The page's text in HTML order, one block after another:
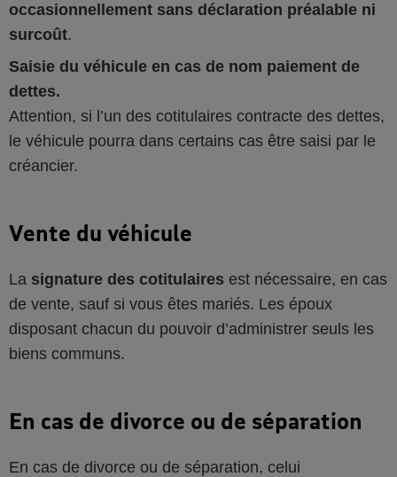
occasionnellement sans déclaration préalable ni
surcoût.
Saisie du véhicule en cas de nom paiement de
dettes.
Attention, si l’un des cotitulaires contracte des dettes,
le véhicule pourra dans certains cas être saisi par le
créancier.
Vente du véhicule
La signature des cotitulaires est nécessaire, en cas
de vente, sauf si vous êtes mariés. Les époux
disposant chacun du pouvoir d’administrer seuls les
biens communs.
En cas de divorce ou de séparation
En cas de divorce ou de séparation, celui